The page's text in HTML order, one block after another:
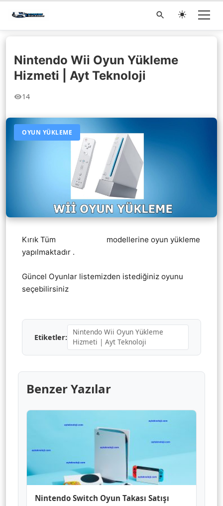
Nintendo Wii Oyun Yükleme
Hizmeti | Ayt Teknoloji
14
OYUN YÜKLEME
Kırık Tüm
modellerine oyun yükleme
yapılmaktadır .
Güncel Oyunlar listemizden istediğiniz oyunu
seçebilirsiniz
Etiketler:
Nintendo Wii Oyun Yükleme
Hizmeti | Ayt Teknoloji
Benzer Yazılar
Nintendo Switch Oyun Takası Satışı